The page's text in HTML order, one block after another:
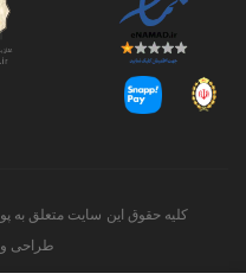
کلیه حقوق این سایت متعلق به
طراحی